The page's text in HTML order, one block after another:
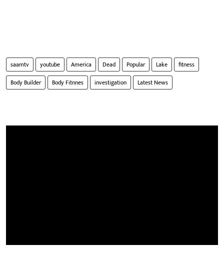
saamtv youtube America Dead Popular Lake
fitness
Body Builder
Body Fitnnes investigation Latest News